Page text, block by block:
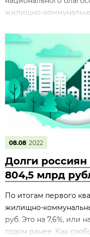
жилищно-
08.08 2022
Долги
804,5 млрд
По итогам первого
жилищно-
руб. Это на 7,6%, или
годом ранее. Как